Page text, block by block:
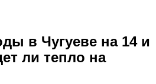
в Чугуеве на 14 и
ли тепло на